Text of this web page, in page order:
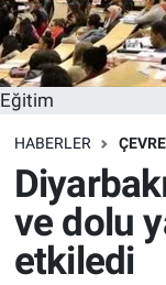
Eğitim
HABERLER ÇEVRE
ve dolu
etkiledi